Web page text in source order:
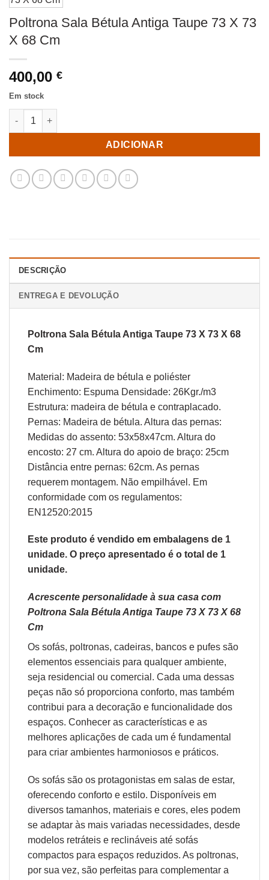
Poltrona Sala Bétula Antiga Taupe 73 X 73
X 68 Cm
400,00 €
Em stock
Quantidade de Poltrona Sala Bétula Antiga Taupe 73 X 73 X 68
ADICIONAR
DESCRIÇÃO
ENTREGA E DEVOLUÇÃO
Poltrona Sala Bétula Antiga Taupe 73 X 73 X 68
Cm
Material: Madeira de bétula e poliéster
Enchimento: Espuma Densidade: 26Kgr./m3
Estrutura: madeira de bétula e contraplacado.
Pernas: Madeira de bétula. Altura das pernas:
Medidas do assento: 53x58x47cm. Altura do
encosto: 27 cm. Altura do apoio de braço: 25cm
Distância entre pernas: 62cm. As pernas
requerem montagem. Não empilhável. Em
conformidade com os regulamentos:
EN12520:2015
Este produto é vendido em embalagens de 1
unidade. O preço apresentado é o total de 1
unidade.
Acrescente personalidade à sua casa com
Poltrona Sala Bétula Antiga Taupe 73 X 73 X 68
Cm
Os sofás, poltronas, cadeiras, bancos e pufes são
elementos essenciais para qualquer ambiente,
seja residencial ou comercial. Cada uma dessas
peças não só proporciona conforto, mas também
contribui para a decoração e funcionalidade dos
espaços. Conhecer as características e as
melhores aplicações de cada um é fundamental
para criar ambientes harmoniosos e práticos.
Os sofás são os protagonistas em salas de estar,
oferecendo conforto e estilo. Disponíveis em
diversos tamanhos, materiais e cores, eles podem
se adaptar às mais variadas necessidades, desde
modelos retráteis e reclináveis até sofás
compactos para espaços reduzidos. As poltronas,
por sua vez, são perfeitas para complementar a